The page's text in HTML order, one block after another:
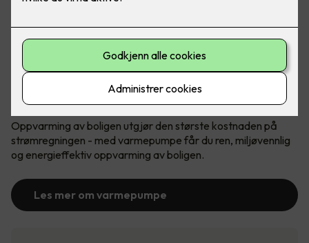
Bærekraftig og reduserte kostnader
Oppvarming med varmepumpe
Oppvarming av boligen utgjør den største kostnaden på
strømregningen - med varmepumpe får du ren, miljøvennlig
og energieffektiv oppvarming av boligen.
Les mer om varmepumpe